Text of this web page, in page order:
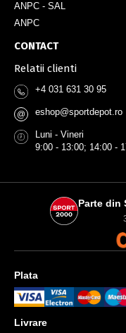
ANPC - SAL
ANPC
CONTACT
Relatii clienti
+4 031 631 30 95
@ eshop@sportdepot.ro
Luni - Vineri
9:00 - 13:00; 14:00 -
Parte din
Plata
Livrare